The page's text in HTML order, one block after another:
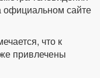
официальном сайте
что к
привлечены